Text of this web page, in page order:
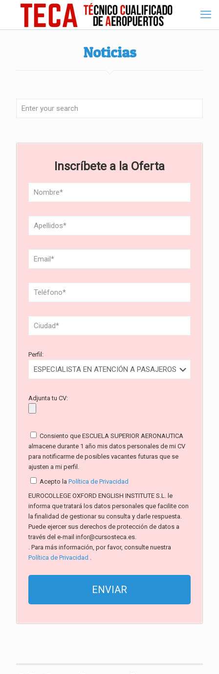
Noticias
Inscríbete a la Oferta
Perfil:
Adjunta tu CV:
Consiento que ESCUELA SUPERIOR AERONAUTICA
almacene durante 1 año mis datos personales de mi CV
para notificarme de posibles vacantes futuras que se
ajusten a mi perfil.
Acepto la Política de Privacidad
EUROCOLLEGE OXFORD ENGLISH INSTITUTE S.L. le
informa que tratará los datos personales que facilite con
la finalidad de gestionar su consulta y darle respuesta.
Puede ejercer sus derechos de protección de datos a
través del e-mail infor@cursosteca.es.
. Para más información, por favor, consulte nuestra
Política de Privacidad .